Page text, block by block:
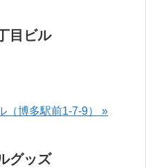
目ビル
（博多駅前1-7-9） »
グッズ